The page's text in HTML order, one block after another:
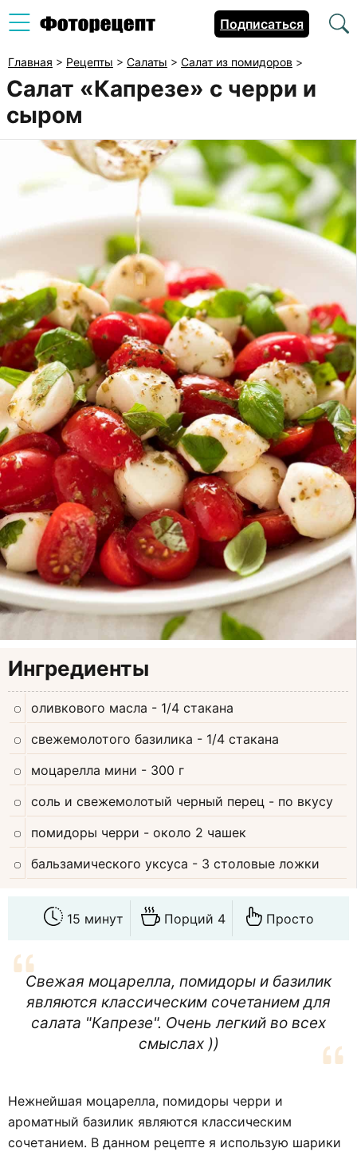
Подписаться
Главная > Рецепты > Салаты > Салат из помидоров >
Салат «Капрезе» с черри и
сыром
Ингредиенты
оливкового масла - 1/4 стакана
свежемолотого базилика - 1/4 стакана
моцарелла мини - 300 г
соль и свежемолотый черный перец - по вкусу
помидоры черри - около 2 чашек
бальзамического уксуса - 3 столовые ложки
15 минут Порций 4 Просто
Свежая моцарелла, помидоры и базилик
являются классическим сочетанием для
салата "Капрезе". Очень легкий во всех
смыслах ))
Нежнейшая моцарелла, помидоры черри и
ароматный базилик являются классическим
сочетанием. В данном рецепте я использую шарики